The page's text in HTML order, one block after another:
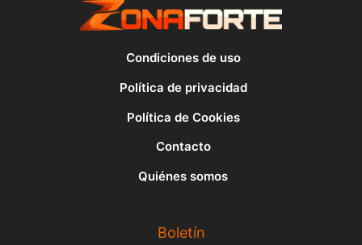
Condiciones de uso
Política de privacidad
Política de Cookies
Contacto
Quiénes somos
Boletín